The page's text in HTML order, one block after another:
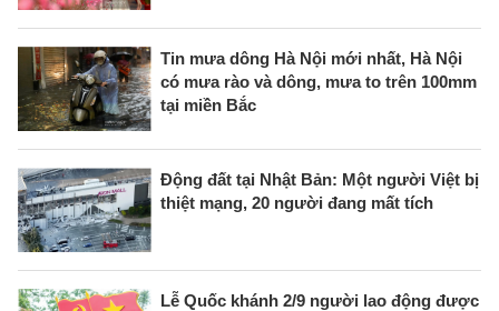
Tin mưa dông Hà Nội mới nhất, Hà Nội
có mưa rào và dông, mưa to trên 100mm
tại miền Bắc
Động đất tại Nhật Bản: Một người Việt bị
thiệt mạng, 20 người đang mất tích
Lễ Quốc khánh 2/9 người lao động được